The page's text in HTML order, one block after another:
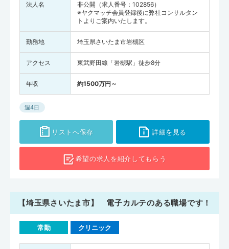
法人名
非公開（求人番号：102856）
※ヤクマッチ会員登録後に弊社コンサルタン
トよりご案内いたします。
勤務地 埼玉県さいたま市岩槻区
アクセス 東武野田線「岩槻駅」徒歩8分
年収 約1500万円～
週4日
リストへ保存 詳細を見る
希望の求人を紹介してもらう
【埼玉県さいたま市】 電子カルテのある職場です！
常勤 クリニック